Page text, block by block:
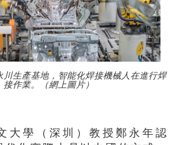
川生產基地，智能化焊接機械人在進行焊
接作業。（網上圖片）
學（深圳）教授鄭永年認